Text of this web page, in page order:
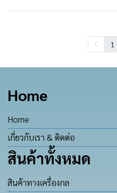
1
Home
Home
เกี่ยวกับเรา & ติดต่อ
สินค้าทั้งหมด
สินค้าทางเครื่องกล